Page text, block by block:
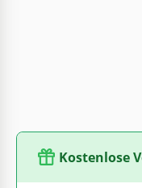
Kostenlose